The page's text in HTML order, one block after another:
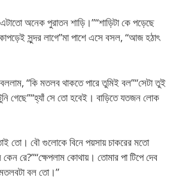
অনেক পুরাতন শাড়ি।”“শাড়িটা কে পড়েছে
সুন্দর লাগে”মা পাশে এসে বসল, “আজ হঠাৎ
“কি মতলব থাকতে পারে তুমিই বল”“সেটা তুই
গেছে”“হ্যাঁ সে তো হবেই। বাড়িতে যতজন লোক
তো। বৌ গুলোকে বিনে পয়সায় চাকরের মতো
রে?”“ক্ষেপলাম কোথায়। তোমার পা টিপে দেব
বল তো।”